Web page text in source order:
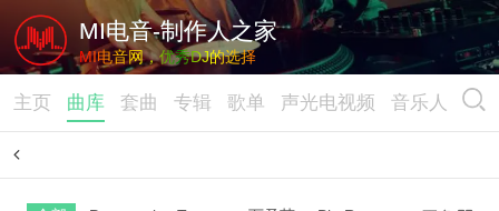
MI电音-制作人之家
MI电音网，优秀DJ的选择
主页 曲库 套曲 专辑 歌单 声光电视频 音乐人